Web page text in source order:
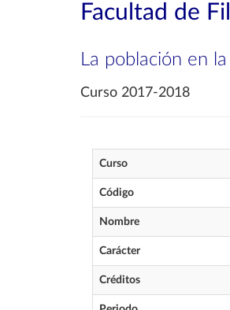
Facultad de
La población en
Curso 2017-2018
Curso
Código
Nombre
Carácter
Créditos